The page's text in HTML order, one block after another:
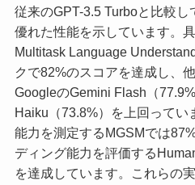
従来のGPT-3.5 Turboと比較
優れた性能を示しています。
Multitask Language
クで82%のスコアを達成し、
GoogleのGemini Flash（
Haiku（73.8%）を上回ってい
能力を測定するMGSMでは
ディング能力を評価する
を達成しています。これらの